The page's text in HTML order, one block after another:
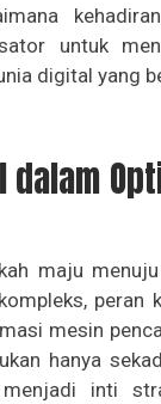
untuk
digital yang
maju
peran
mesin
hanya
menjadi inti